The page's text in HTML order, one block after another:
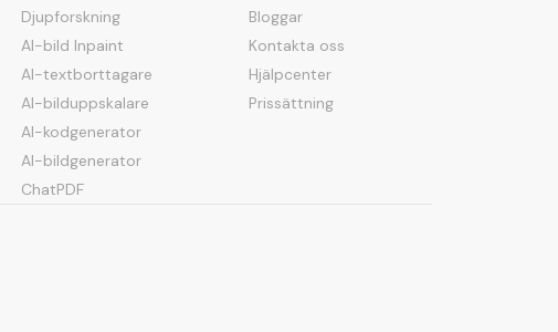
Djupforskning
AI-bild Inpaint
AI-textborttagare
AI-bilduppskalare
AI-kodgenerator
AI-bildgenerator
ChatPDF
Bloggar
Kontakta oss
Hjälpcenter
Prissättning